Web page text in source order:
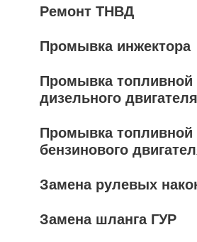
Ремонт ТНВД
Промывка инжектора
Промывка топливной
дизельного двигателя
Промывка топливной
бензинового
Замена рулевых
Замена шланга ГУР